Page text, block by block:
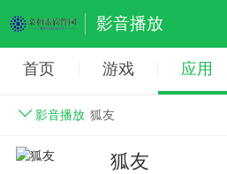
影音播放
首页 游戏 应用
影音播放 狐友
狐友